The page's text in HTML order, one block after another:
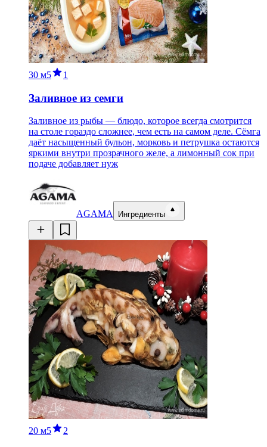
30 м5 1
Заливное из семги
Заливное из рыбы — блюдо, которое всегда смотрится
на столе гораздо сложнее, чем есть на самом деле. Сёмга
даёт насыщенный бульон, морковь и петрушка остаются
яркими внутри прозрачного желе, а лимонный сок при
подаче добавляет нуж
AGAMA Ингредиенты
20 м5 2